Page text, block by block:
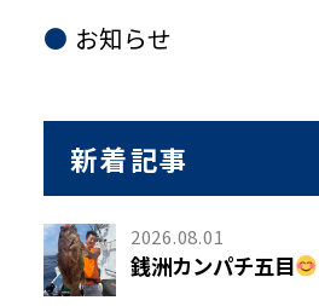
お知らせ
新着記事
2026.08.01
銭洲カンパチ五目